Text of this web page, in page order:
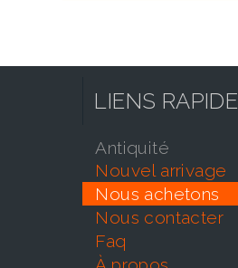
LIENS RAPIDE
antiquité
nouvel arrivage
nous achetons
nous contacter
faq
À propos